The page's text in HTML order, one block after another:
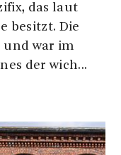
das laut
besitzt. Die
war im
der wich...